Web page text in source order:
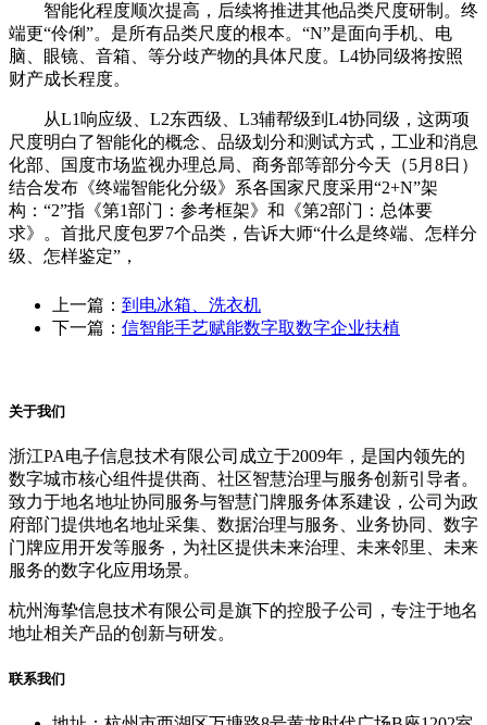
智能化程度顺次提高，后续将推进其他品类尺度研制。终
端更“伶俐”。是所有品类尺度的根本。“N”是面向手机、电
脑、眼镜、音箱、等分歧产物的具体尺度。L4协同级将按照
财产成长程度。
从L1响应级、L2东西级、L3辅帮级到L4协同级，这两项
尺度明白了智能化的概念、品级划分和测试方式，工业和消息
化部、国度市场监视办理总局、商务部等部分今天（5月8日）
结合发布《终端智能化分级》系各国家尺度采用“2+N”架
构：“2”指《第1部门：参考框架》和《第2部门：总体要
求》。首批尺度包罗7个品类，告诉大师“什么是终端、怎样分
级、怎样鉴定”，
上一篇： 到电冰箱、洗衣机
下一篇： 信智能手艺赋能数字取数字企业扶植
关于我们
浙江PA电子信息技术有限公司成立于2009年，是国内领先的
数字城市核心组件提供商、社区智慧治理与服务创新引导者。
致力于地名地址协同服务与智慧门牌服务体系建设，公司为政
府部门提供地名地址采集、数据治理与服务、业务协同、数字
门牌应用开发等服务，为社区提供未来治理、未来邻里、未来
服务的数字化应用场景。
杭州海挚信息技术有限公司是旗下的控股子公司，专注于地名
地址相关产品的创新与研发。
联系我们